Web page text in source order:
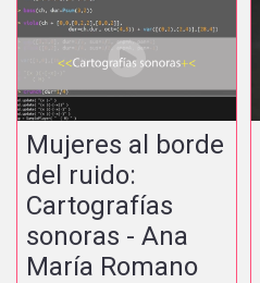
Mujeres al borde
del ruido:
Cartografías
sonoras - Ana
María Romano